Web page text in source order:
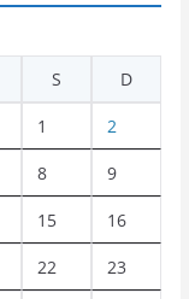
S D
1 2
8 9
15 16
22 23